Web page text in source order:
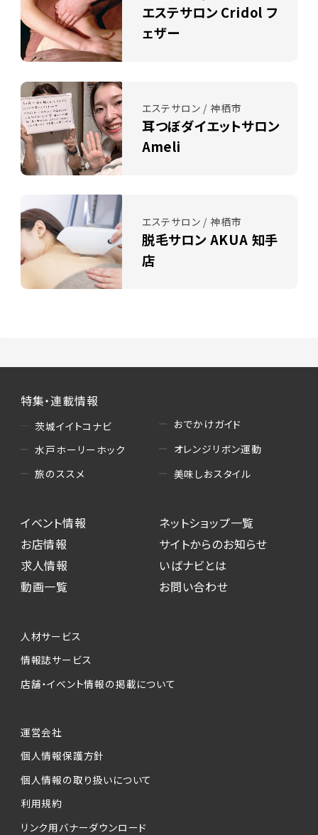
エステサロン Cridol フ
ェザー
エステサロン / 神栖市
耳つぼダイエットサロン
Ameli
エステサロン / 神栖市
脱毛サロン AKUA 知手
店
特集・連載情報
茨城イイトコナビ
水戸ホーリーホック
旅のススメ
おでかけガイド
オレンジリボン運動
美味しおスタイル
イベント情報
お店情報
求人情報
動画一覧
ネットショップ一覧
サイトからのお知らせ
いばナビとは
お問い合わせ
人材サービス
情報誌サービス
店舗・イベント情報の掲載について
運営会社
個人情報保護方針
個人情報の取り扱いについて
利用規約
リンク用バナーダウンロード